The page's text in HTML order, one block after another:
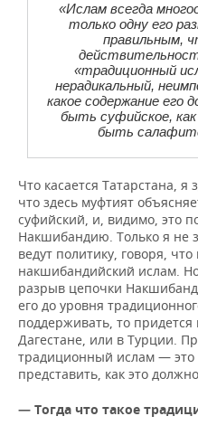
«Ислам всегда
только одну его
правильным,
«традиционный
нерадикальный,
какое содержание
быть суфийское,
быть
Что касается Татарстана,
что здесь муфтият
суфийский, и, видимо, это
Накшибандию. Только я не
ведут политику, говоря,
накшибандийский ислам.
разрыв цепочки
его до уровня
поддерживать, то
Дагестане, или в Турции.
традиционный ислам — это
представить, как это
— Тогда что такое